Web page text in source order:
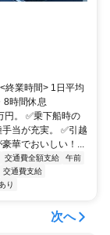
終業時間> 1日平均
8時間休息
円。 ✅乗下船時の
当が充実。 ✅引越
華でおいしい！...
交通費全額支給
午前
交通費支給
り
次へ